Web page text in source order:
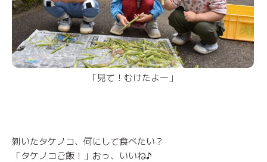
「見て！むけたよー」
剝いたタケノコ、何にして食べたい？
「タケノコご飯！」おっ、いいね♪